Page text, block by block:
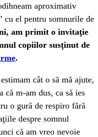
aproximativ
cu el pentru somnurile de
am primit o invitaţie
copiilor susţinut de
.
cât o să mă ajute,
că m-am dus, ca să ies
o gură de respiro fără
despre somnul
că am vreo nevoie